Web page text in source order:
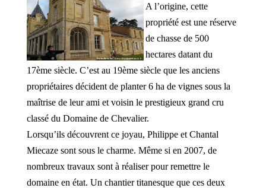
A l’origine, cette
propriété est une réserve
de chasse de 500
hectares datant du
17ème siècle. C’est au 19ème siècle que les anciens
propriétaires décident de planter 6 ha de vignes sous la
maîtrise de leur ami et voisin le prestigieux grand cru
classé du Domaine de Chevalier.
Lorsqu’ils découvrent ce joyau, Philippe et Chantal
Miecaze sont sous le charme. Même si en 2007, de
nombreux travaux sont à réaliser pour remettre le
domaine en état. Un chantier titanesque que ces deux